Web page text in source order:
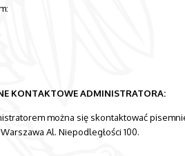
KONTAKTOWE ADMINISTRATORA:
można się skontaktować
Al. Niepodległości 100.